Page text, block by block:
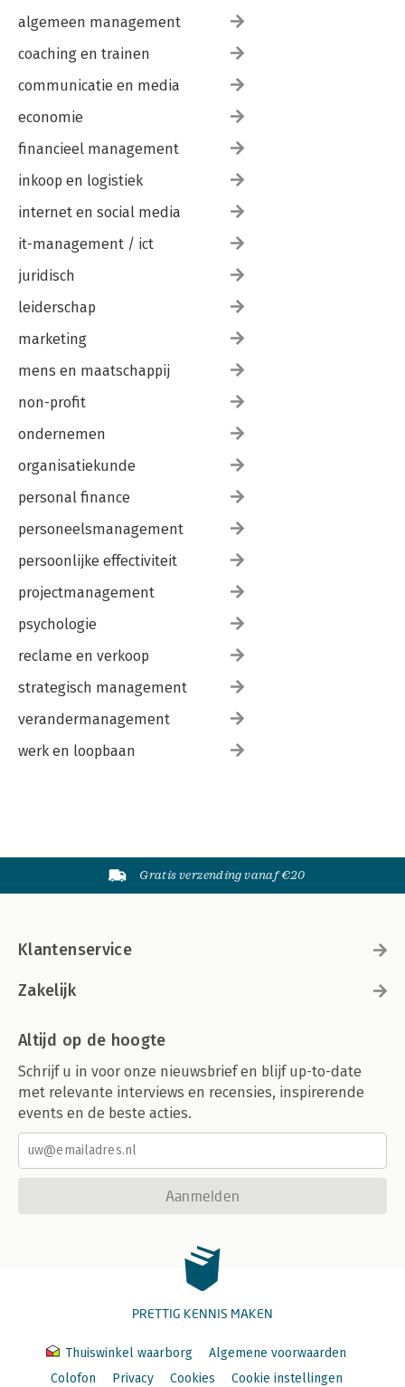
algemeen management
coaching en trainen
communicatie en media
economie
financieel management
inkoop en logistiek
internet en social media
it-management / ict
juridisch
leiderschap
marketing
mens en maatschappij
non-profit
ondernemen
organisatiekunde
personal finance
personeelsmanagement
persoonlijke effectiviteit
projectmanagement
psychologie
reclame en verkoop
strategisch management
verandermanagement
werk en loopbaan
Gratis verzending vanaf €20
Klantenservice
Zakelijk
Altijd op de hoogte
Schrijf u in voor onze nieuwsbrief en blijf up-to-date
met relevante interviews en recensies, inspirerende
events en de beste acties.
Aanmelden
PRETTIG KENNIS MAKEN
Thuiswinkel waarborg
Algemene voorwaarden
Colofon
Privacy Cookies Cookie instellingen